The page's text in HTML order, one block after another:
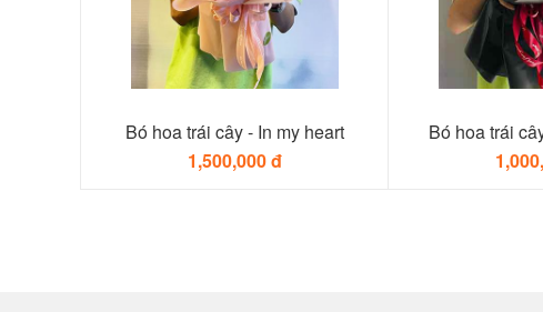
Bó hoa trái cây - In my heart
1,500,000 đ
Bó hoa trái